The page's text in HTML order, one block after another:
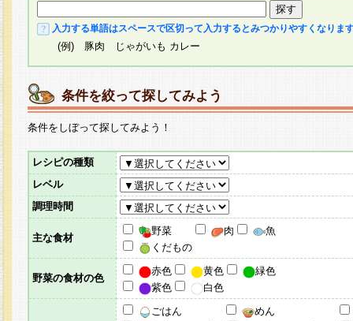
入力する単語はスペースで区切って入力するとみつかりやすくなりま
(例) 豚肉 じゃがいも カレー
条件を絞って探してみよう
条件をしぼって探してみよう！
レシピの種類
レベル
調理時間
主な食材
野菜 肉
魚
くだもの
野菜の食材の色
赤色 黄色
緑色
紫色
白色
ごはん
めん